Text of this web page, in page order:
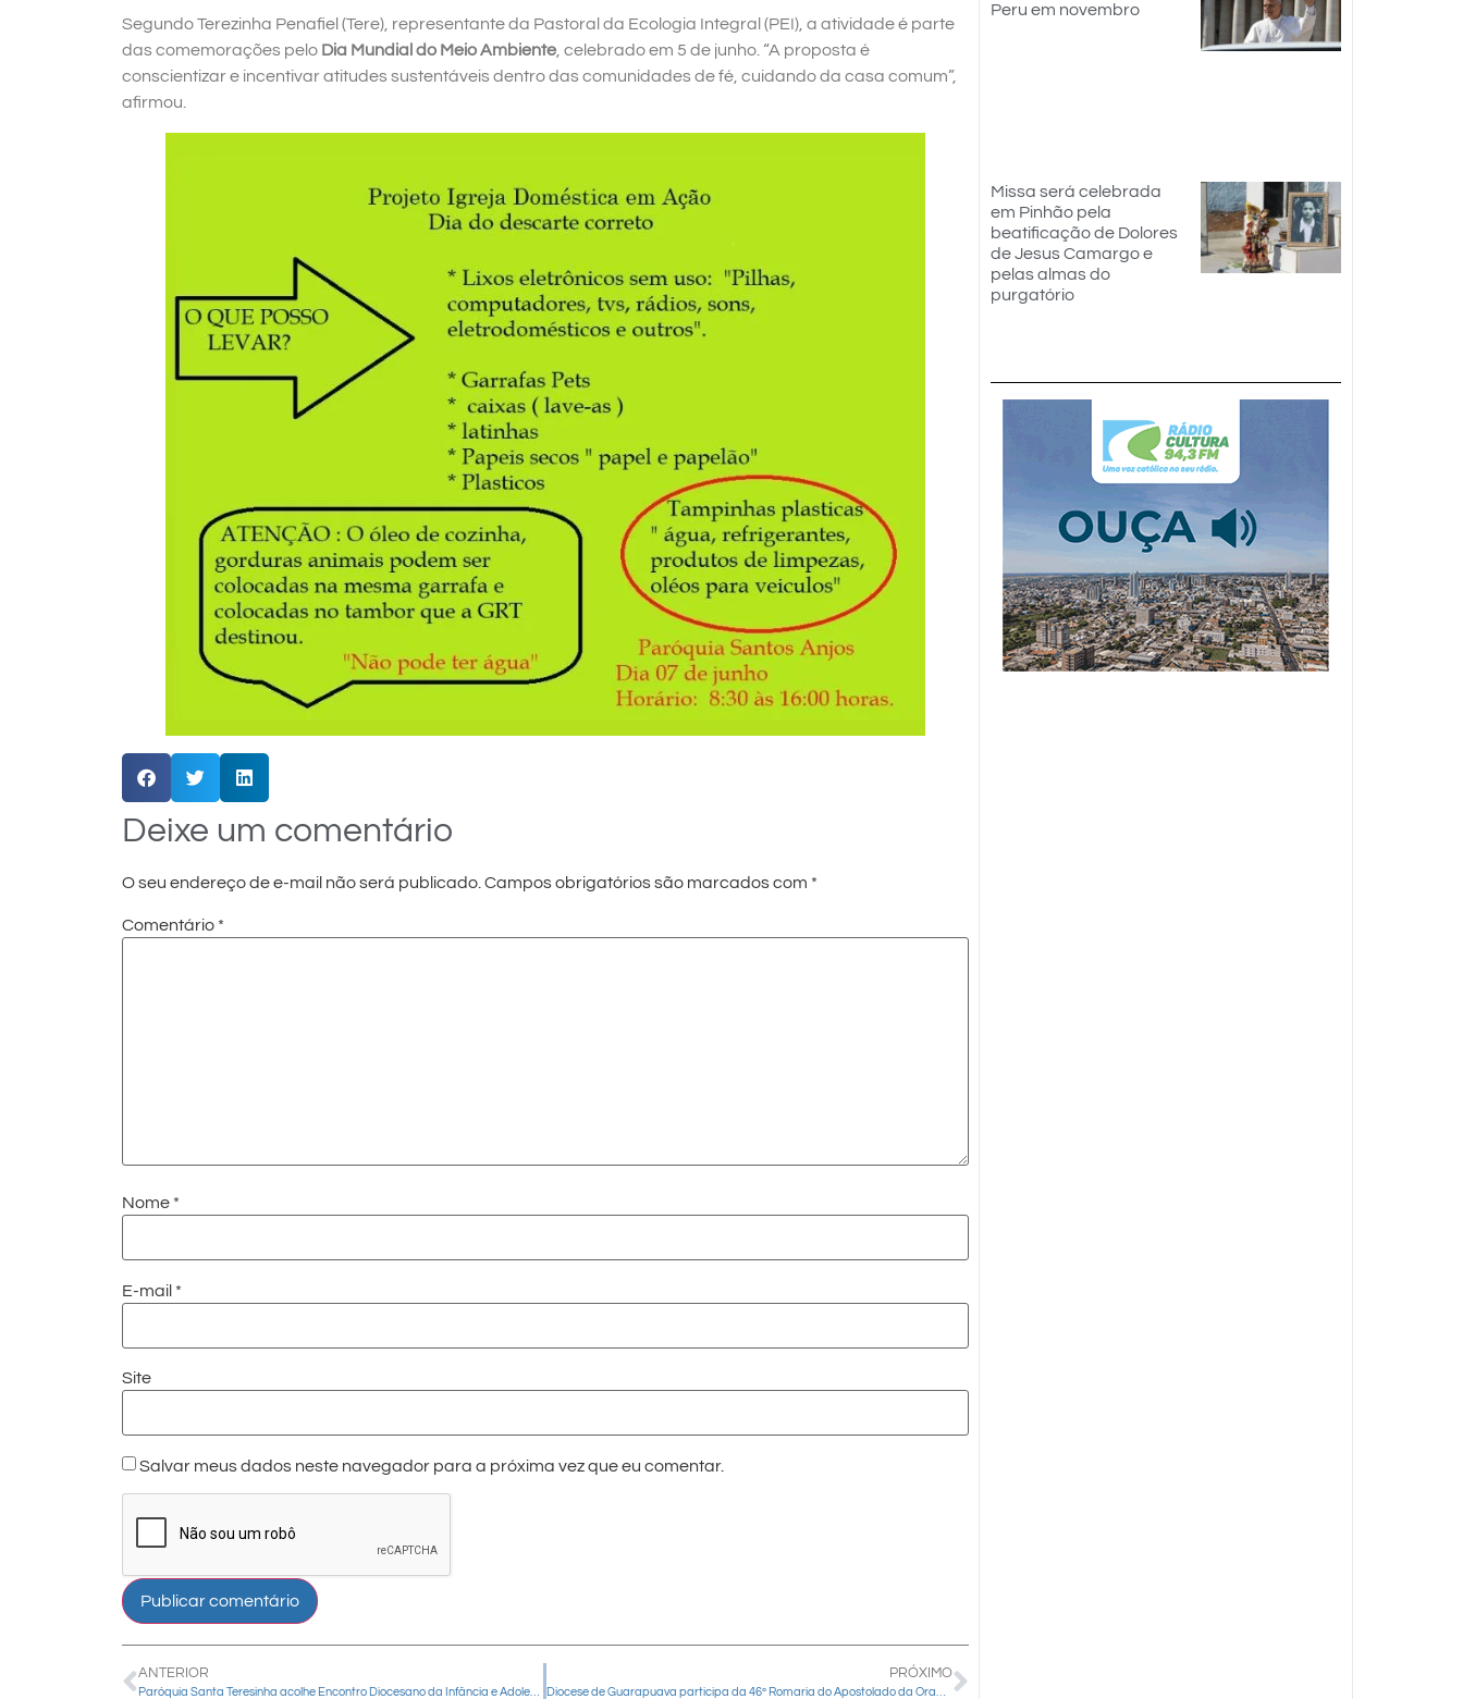
Segundo Terezinha Penafiel (Tere), representante da Pastoral da Ecologia Integral (PEI), a atividade é parte
das comemorações pelo Dia Mundial do Meio Ambiente , celebrado em 5 de junho. “A proposta é
conscientizar e incentivar atitudes sustentáveis dentro das comunidades de fé, cuidando da casa comum”,
afirmou.
Deixe um comentário
O seu endereço de e-mail não será publicado. Campos obrigatórios são marcados com *
Comentário *
Nome *
E-mail *
Site
Salvar meus dados neste navegador para a próxima vez que eu comentar.
ANTERIOR
Paróquia Santa Teresinha acolhe Encontro Diocesano da Infância e Adolescência Missionária neste domingo (08)
PRÓXIMO
Diocese de Guarapuava participa da 46ª Romaria do Apostolado da Oração em Aparecida (SP) neste final de semana
Peru em novembro
Missa será celebrada
em Pinhão pela
beatificação de Dolores
de Jesus Camargo e
pelas almas do
purgatório